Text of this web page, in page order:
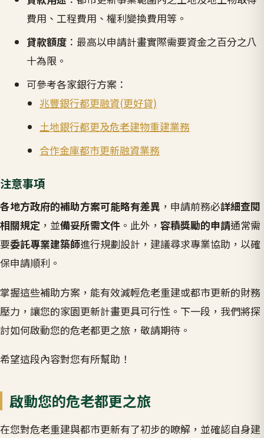
費用、工程費用、權利變換費用等。
貸款額度：最高以申請計畫實際需要資金之百分之八
十為限。
可參考各家銀行方案：
兆豐銀行都更融資(更好貸)
土地銀行都更及危老建物重建業務
合作金庫都市更新融資業務
注意事項
各地方政府的補助方案可能略有差異 ，申請前務必詳細查閱
相關規定 ，並備妥所需文件 。此外， 容積獎勵的申請通常需
要委託專業建築師進行規劃設計，建議尋求專業協助，以確
保申請順利。
掌握這些補助方案，能有效減輕危老重建或都市更新的財務
壓力，讓您的家園更新計畫更具可行性。下一段，我們將探
討如何啟動您的危老都更之旅，敬請期待。
希望這段內容對您有所幫助！
啟動您的危老都更之旅
在您對危老重建與都市更新有了初步的瞭解，並確認自身建